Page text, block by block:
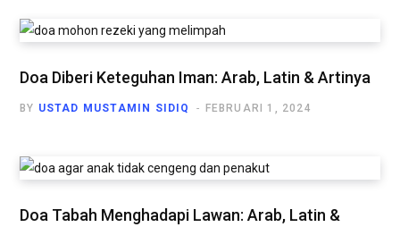
Doa Diberi Keteguhan Iman: Arab, Latin & Artinya
BY USTAD MUSTAMIN SIDIQ FEBRUARI 1, 2024
Doa Tabah Menghadapi Lawan: Arab, Latin &